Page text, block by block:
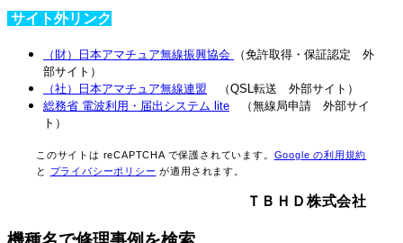
サイト外リンク
（財）日本アマチュア無線振興協会
（免許取得・保証認定 外
部サイト）
（社）日本アマチュア無線連盟 （QSL転送 外部サイト ）
総務省 電波利用・届出システム lite （無線局申請 外部サイ
ト ）
このサイトは reCAPTCHA で保護されています。 Google の利用規約
と
プライバシーポリシー が適用されます。
ＴＢＨＤ株式会社